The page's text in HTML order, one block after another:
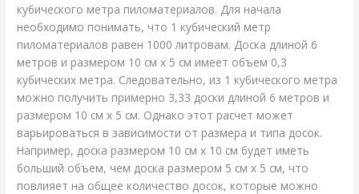
кубического метра пиломатериалов. Для начала
необходимо понимать, что 1 кубический метр
пиломатериалов равен 1000 литровам. Доска длиной 6
метров и размером 10 см х 5 см имеет объем 0,3
кубических метра. Следовательно, из 1 кубического метра
можно получить примерно 3,33 доски длиной 6 метров и
размером 10 см х 5 см. Однако этот расчет может
варьироваться в зависимости от размера и типа досок.
Например, доска размером 10 см х 10 см будет иметь
больший объем, чем доска размером 5 см х 5 см, что
повлияет на общее количество досок, которые можно